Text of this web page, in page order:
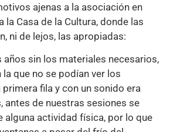
ajenas a la asociación en
la Casa de la Cultura, donde las
ni de lejos, las apropiadas:
años sin los materiales necesarios,
que no se podían ver los
fila y con un sonido era
antes de nuestras sesiones se
alguna actividad física, por lo que